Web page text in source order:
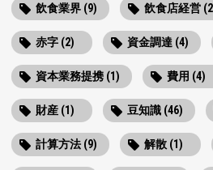
飲食業界 (9) 飲食店経営
赤字 (2) 資金調達 (4)
資本業務提携 (1) 費用 (4)
財産 (1) 豆知識 (46)
計算方法 (9) 解散 (1)